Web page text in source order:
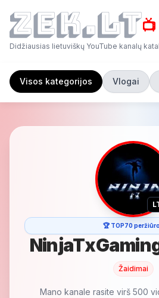
📺
Didžiausias lietuviškų YouTube kanalų
Visos kategorijos Vlogai
🏆 TOP70
Žaidimai
Mano kanale rasite virš 500